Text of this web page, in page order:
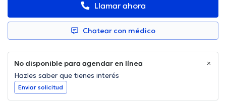
Llamar ahora
Chatear con médico
No disponible para agendar en línea
Hazles saber que tienes interés
Enviar solicitud